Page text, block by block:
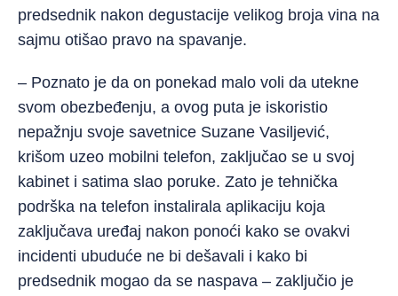
predsednik nakon degustacije velikog broja vina na
sajmu otišao pravo na spavanje.
– Poznato je da on ponekad malo voli da utekne
svom obezbeđenju, a ovog puta je iskoristio
nepažnju svoje savetnice Suzane Vasiljević,
krišom uzeo mobilni telefon, zaključao se u svoj
kabinet i satima slao poruke. Zato je tehnička
podrška na telefon instalirala aplikaciju koja
zaključava uređaj nakon ponoći kako se ovakvi
incidenti ubuduće ne bi dešavali i kako bi
predsednik mogao da se naspava – zaključio je